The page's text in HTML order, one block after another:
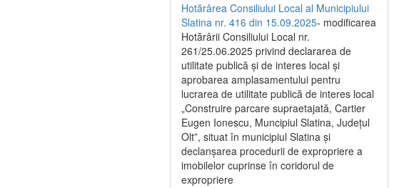
Hotărârea Consiliului Local al Municipiului
Slatina nr. 416 din 15.09.2025- modificarea
Hotărârii Consiliului Local nr.
261/25.06.2025 privind declararea de
utilitate publică și de interes local și
aprobarea amplasamentului pentru
lucrarea de utilitate publică de interes local
„Construire parcare supraetajată, Cartier
Eugen Ionescu, Muncipiul Slatina, Județul
Olt”, situat în municipiul Slatina și
declanșarea procedurii de expropriere a
imobilelor cuprinse în coridorul de
expropriere